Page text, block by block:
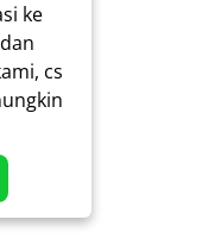
ke
cs